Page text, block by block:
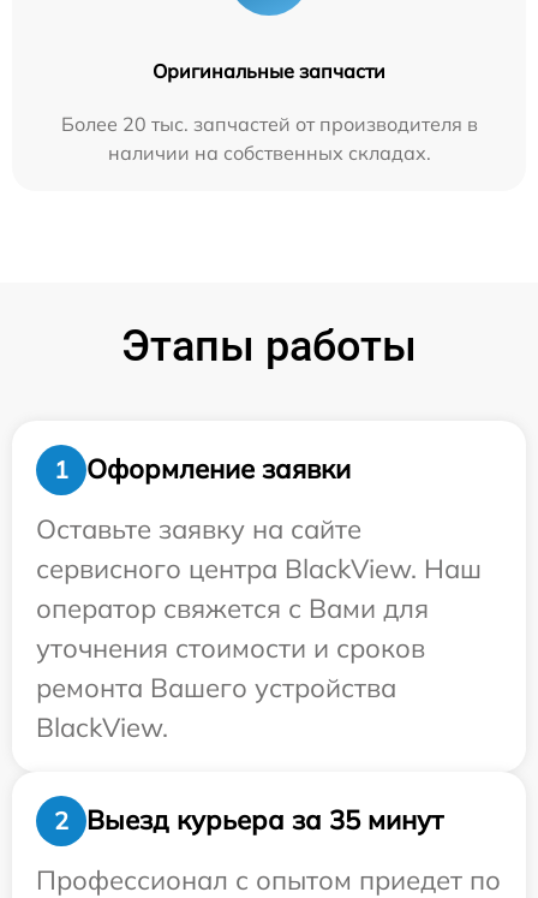
Оригинальные запчасти
Более 20 тыс. запчастей от производителя в
наличии на собственных складах.
Этапы работы
1
Оформление заявки
Оставьте заявку на сайте
сервисного центра BlackView. Наш
оператор свяжется с Вами для
уточнения стоимости и сроков
ремонта Вашего устройства
BlackView.
2
Выезд курьера за 35 минут
Профессионал с опытом приедет по